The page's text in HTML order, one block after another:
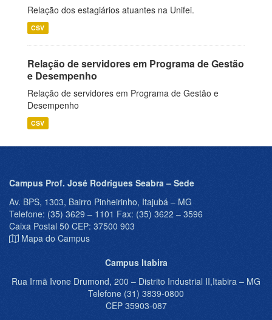
Relação dos estagiários atuantes na Unifei.
CSV
Relação de servidores em Programa de Gestão
e Desempenho
Relação de servidores em Programa de Gestão e
Desempenho
CSV
Campus Prof. José Rodrigues Seabra – Sede
Av. BPS, 1303, Bairro Pinheirinho, Itajubá – MG
Telefone: (35) 3629 – 1101 Fax: (35) 3622 – 3596
Caixa Postal 50 CEP: 37500 903
Mapa do Campus
Campus Itabira
Rua Irmã Ivone Drumond, 200 – Distrito Industrial II,Itabira – MG
Telefone (31) 3839-0800
CEP 35903-087